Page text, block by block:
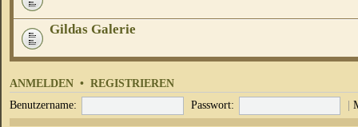
Gildas Galerie
ANMELDEN • REGISTRIEREN
Benutzername: Passwort: |